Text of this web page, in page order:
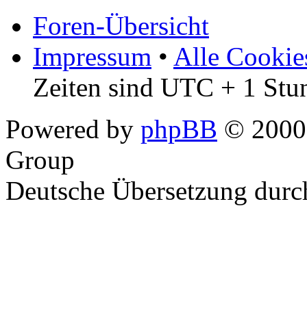
Foren-Übersicht
Impressum • Alle
Zeiten sind UTC + 1
Powered by phpBB ©
Group
Deutsche Übersetzung